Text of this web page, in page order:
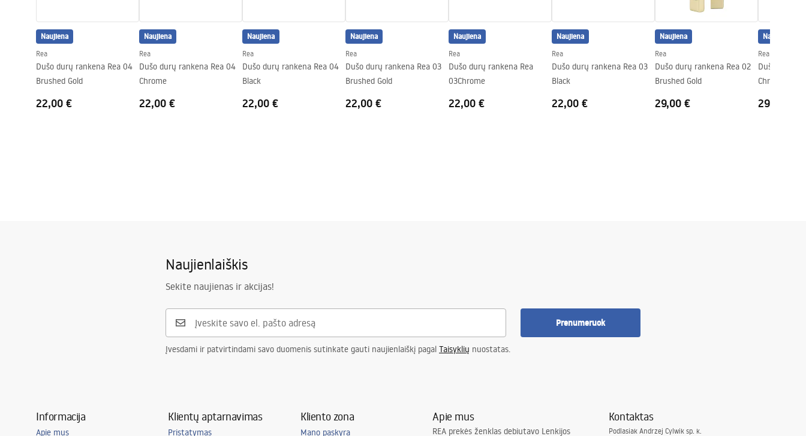
Anti-Calc sistema
Taip
Dengimo technologija
Jungčių atstumas
150
mm
Garantija
24 mėnesių
Naujiena
Rea
Dušo durų rankena Rea 04
Brushed Gold
22,00 €
Naujiena
Rea
Dušo durų rankena Rea 04
Chrome
22,00 €
Naujiena
Rea
Dušo durų rankena Rea 04
Black
22,00 €
Naujiena
Rea
Dušo durų rankena Rea 03
Brushed Gold
22,00 €
Naujiena
Rea
Dušo durų rankena Rea
03Chrome
22,00 €
Naujiena
Rea
Dušo durų rankena Rea 03
Black
22,00 €
Naujiena
Rea
Dušo durų rankena Rea 02
Brushed Gold
29,00 €
Naujiena
Rea
Dušo durų
Chrome
29,00 €
Naujienlaiškis
Sekite naujienas ir akcijas!
Prenumeruok
Įvesdami ir patvirtindami savo duomenis sutinkate gauti naujienlaiškį pagal Taisyklių nuostatas.
Informacija
Apie mus
Klientų aptarnavimas
Pristatymas
Kliento zona
Mano paskyra
Apie mus
REA prekės ženklas debiutavo Lenkijos
Kontaktas
Podlasiak Andrzej Cylwik sp. k.